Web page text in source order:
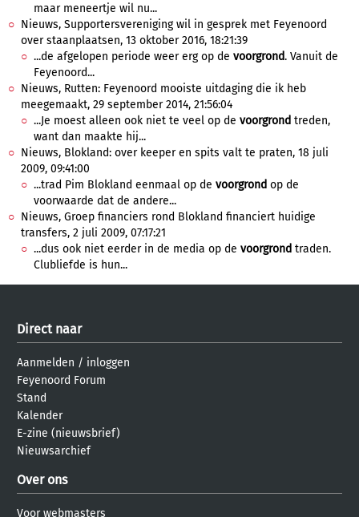
maar meneertje wil nu...
Nieuws, Supportersvereniging wil in gesprek met Feyenoord
over staanplaatsen, 13 oktober 2016, 18:21:39
...de afgelopen periode weer erg op de voorgrond. Vanuit de
Feyenoord...
Nieuws, Rutten: Feyenoord mooiste uitdaging die ik heb
meegemaakt, 29 september 2014, 21:56:04
...Je moest alleen ook niet te veel op de voorgrond treden,
want dan maakte hij...
Nieuws, Blokland: over keeper en spits valt te praten, 18 juli
2009, 09:41:00
...trad Pim Blokland eenmaal op de voorgrond op de
voorwaarde dat de andere...
Nieuws, Groep financiers rond Blokland financiert huidige
transfers, 2 juli 2009, 07:17:21
...dus ook niet eerder in de media op de voorgrond traden.
Clubliefde is hun...
Direct naar
Aanmelden / inloggen
Feyenoord Forum
Stand
Kalender
E-zine (nieuwsbrief)
Nieuwsarchief
Over ons
Voor webmasters